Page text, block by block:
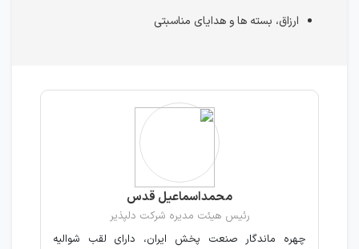
ارزاق، بسته ها و هدایای مناسبتی
محمداسماعیل قدس
رئیس هیئت مدیره شرکت دلپذیر
چهره ماندگار صنعت پخش ایران، دارای لقب شوالیه